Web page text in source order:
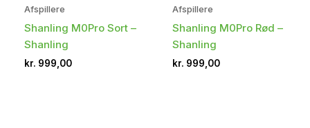
Afspillere
Shanling M0Pro Sort –
Shanling
kr. 999,00
Afspillere
Shanling M0Pro Rød –
Shanling
kr. 999,00